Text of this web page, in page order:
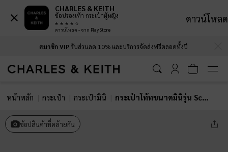
สมาชิก VIPรับส่วนลด 10% และบริการจัดส่งฟรีตลอดทั้งปี
หน้าหลัก กระเป๋า กระเป๋ามินิ กระเป๋าโท้ทขนาดมินิรุ่น Scottie
ช้อปสินค้าที่คล้ายกัน
CHARLES & KEITH
ช้อปรองเท้า กระเป๋าผู้หญิง
ดาวน์โหลด - จาก Play Store
ดาวน์โหลด